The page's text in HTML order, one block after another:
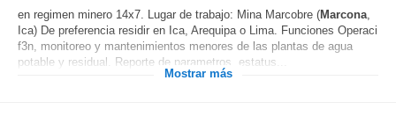
en regimen minero 14x7. Lugar de trabajo: Mina Marcobre (Marcona,
Ica) De preferencia residir en Ica, Arequipa o Lima. Funciones Operaci
f3n, monitoreo y mantenimientos menores de las plantas de agua
potable y residual. Reporte de parametros, estatus...
Mostrar más